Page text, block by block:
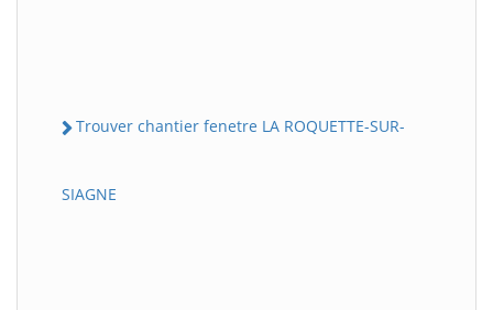
Trouver chantier fenetre LA ROQUETTE-SUR-
SIAGNE